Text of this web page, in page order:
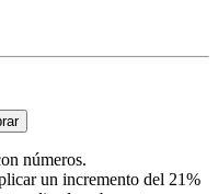
números.
un incremento del 21%